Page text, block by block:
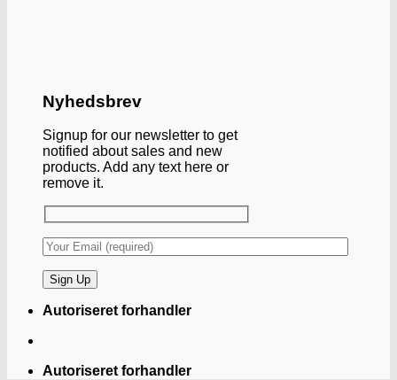
Nyhedsbrev
Signup for our newsletter to get
notified about sales and new
products. Add any text here or
remove it.
Autoriseret forhandler
Autoriseret forhandler